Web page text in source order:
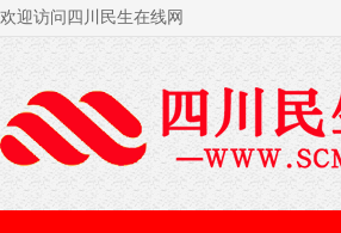
欢迎访问四川民生在线网